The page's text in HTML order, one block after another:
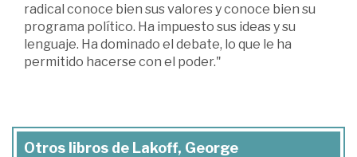
radical conoce bien sus valores y conoce bien su
programa político. Ha impuesto sus ideas y su
lenguaje. Ha dominado el debate, lo que le ha
permitido hacerse con el poder."
Otros libros de Lakoff, George